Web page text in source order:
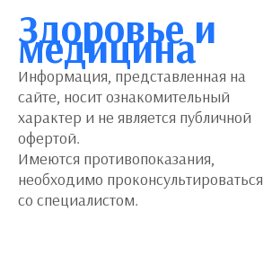
Здоровье и
медицина
Информация, представленная на
сайте, носит ознакомительный
характер и не является публичной
офертой.
Имеются противопоказания,
необходимо проконсультироваться
со специалистом.